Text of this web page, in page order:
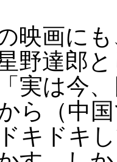
映画にも
野達郎
実は今
ら（中
キドキ